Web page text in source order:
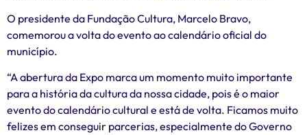
O presidente da Fundação Cultura, Marcelo Bravo,
comemorou a volta do evento ao calendário oficial do
município.
“A abertura da Expo marca um momento muito importante
para a história da cultura da nossa cidade, pois é o maior
evento do calendário cultural e está de volta. Ficamos muito
felizes em conseguir parcerias, especialmente do Governo